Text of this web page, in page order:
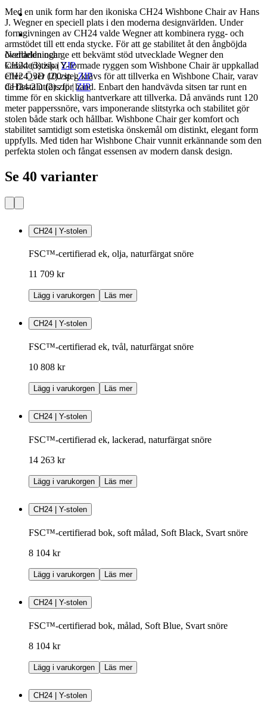
Nedladdningar
CH24 (3).zip|ZIP
CH24_3D (2).zip|ZIP
CH24-2D (2).zip|ZIP
Med en unik form har den ikoniska CH24 Wishbone Chair av Hans
J. Wegner en speciell plats i den moderna designvärlden. Under
formgivningen av CH24 valde Wegner att kombinera rygg- och
armstödet till ett enda stycke. För att ge stabilitet åt den ångböjda
överdelen och ge ett bekvämt stöd utvecklade Wegner den
karakteristiska Y-formade ryggen som Wishbone Chair är uppkallad
efter. Över 100 steg krävs för att tillverka en Wishbone Chair, varav
de flesta utförs för hand. Enbart den handvävda sitsen tar runt en
timme för en skicklig hantverkare att tillverka. Då används runt 120
meter papperssnöre, vars imponerande slitstyrka och stabilitet gör
stolen både stark och hållbar. Wishbone Chair ger komfort och
stabilitet samtidigt som estetiska önskemål om distinkt, elegant form
uppfylls. Med tiden har Wishbone Chair vunnit erkännande som den
perfekta stolen och fångat essensen av modern dansk design.
Se 40 varianter
CH24 | Y-stolen
FSC™-certifierad ek, olja, naturfärgat snöre
11 709 kr
Lägg i varukorgen Läs mer
CH24 | Y-stolen
FSC™-certifierad ek, tvål, naturfärgat snöre
10 808 kr
Lägg i varukorgen Läs mer
CH24 | Y-stolen
FSC™-certifierad ek, lackerad, naturfärgat snöre
14 263 kr
Lägg i varukorgen Läs mer
CH24 | Y-stolen
FSC™-certifierad bok, soft målad, Soft Black, Svart snöre
8 104 kr
Lägg i varukorgen Läs mer
CH24 | Y-stolen
FSC™-certifierad bok, målad, Soft Blue, Svart snöre
8 104 kr
Lägg i varukorgen Läs mer
CH24 | Y-stolen